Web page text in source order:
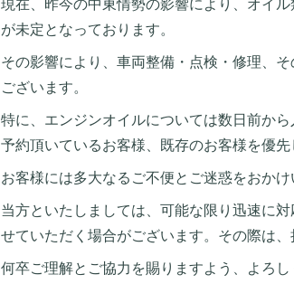
現在、昨今の中東情勢の影響により、オイ
が未定となっております。
その影響により、車両整備・点検・修理、
ございます。
特に、エンジンオイルについては数日前か
予約頂いているお客様、既存のお客様を優
お客様には多大なるご不便とご迷惑をおか
当方といたしましては、可能な限り迅速に
せていただく場合がございます。その際は
何卒ご理解とご協力を賜りますよう、よろし